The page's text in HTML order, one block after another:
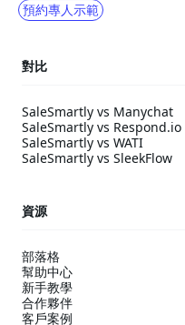
預約專人示範
對比
SaleSmartly vs Manychat
SaleSmartly vs Respond.io
SaleSmartly vs WATI
SaleSmartly vs SleekFlow
資源
部落格
幫助中心
新手教學
合作夥伴
客戶案例